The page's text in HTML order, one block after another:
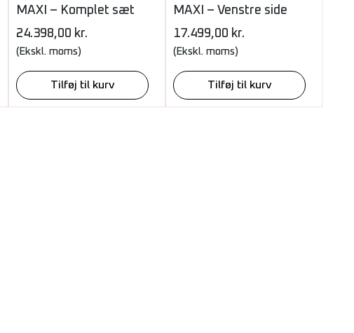
MAXI – Komplet sæt
24.398,00 kr.
(Ekskl. moms)
Tilføj til kurv
MAXI – Venstre side
17.499,00 kr.
(Ekskl. moms)
Tilføj til kurv